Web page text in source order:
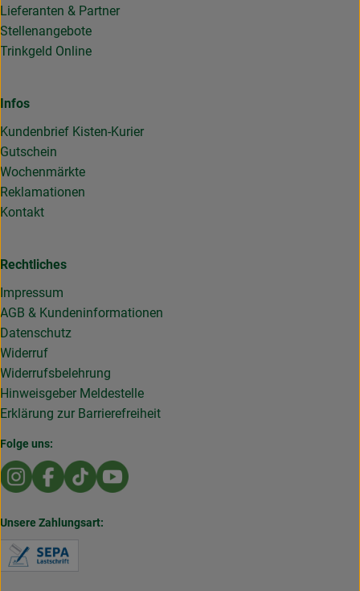
Lieferanten & Partner
Stellenangebote
Trinkgeld Online
Infos
Kundenbrief Kisten-Kurier
Gutschein
Wochenmärkte
Reklamationen
Kontakt
Rechtliches
Impressum
AGB & Kundeninformationen
Datenschutz
Widerruf
Widerrufsbelehrung
Hinweisgeber Meldestelle
Erklärung zur Barrierefreiheit
Folge uns:
Externer Link zu https://www.instagram.com/
Externer Link zu https://www.facebook.com/
Externer Link zu https://www.tiktok.com/
Externer Link zu https://
Unsere Zahlungsart: